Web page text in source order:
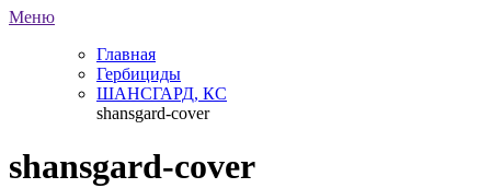
Меню
Главная
Гербициды
ШАНСГАРД, КС
shansgard-cover
shansgard-cover